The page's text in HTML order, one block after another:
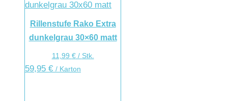
Rillenstufe Rako Extra
dunkelgrau 30×60 matt
11,99 €/ Stk.
59,95 € / Karton